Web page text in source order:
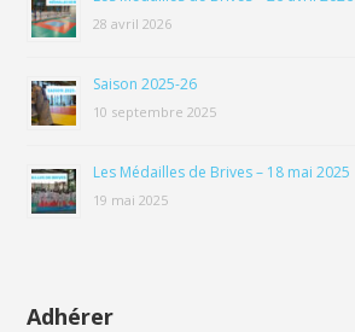
28 avril 2026
Saison 2025-26
10 septembre 2025
Les Médailles de Brives – 18 mai 2025
19 mai 2025
Adhérer